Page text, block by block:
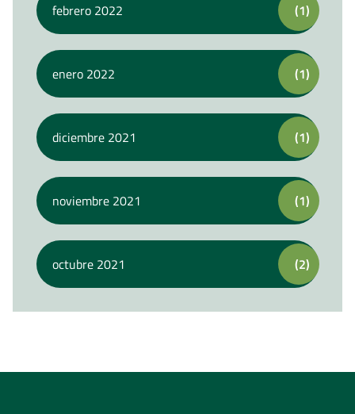
febrero 2022 (1)
enero 2022 (1)
diciembre 2021 (1)
noviembre 2021 (1)
octubre 2021 (2)